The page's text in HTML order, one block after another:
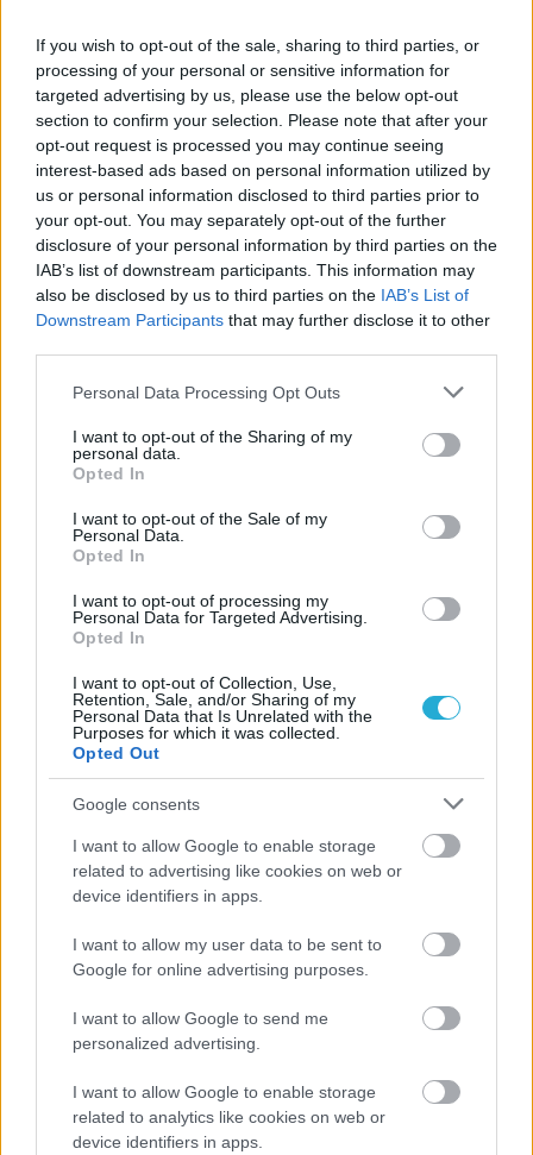
If you wish to opt-out of the sale, sharing to third parties, or
processing of your personal or sensitive information for
targeted advertising by us, please use the below opt-out
section to confirm your selection. Please note that after your
opt-out request is processed you may continue seeing
interest-based ads based on personal information utilized by
us or personal information disclosed to third parties prior to
your opt-out. You may separately opt-out of the further
disclosure of your personal information by third parties on the
IAB’s list of downstream participants. This information may
also be disclosed by us to third parties on the IAB’s List of
Downstream Participants that may further disclose it to other
Please note that this website/app uses one or more Google
not limited to your visit or usage behaviour. You may click to
grant or deny consent to Google and its third-party tags to
use your data for below specified purposes in below Google
consent section.
Personal Data Processing Opt Outs
I want to opt-out of the Sharing of my
personal data.
Opted In
I want to opt-out of the Sale of my
Personal Data.
Opted In
I want to opt-out of processing my
Personal Data for Targeted Advertising.
Opted In
I want to opt-out of Collection, Use,
Retention, Sale, and/or Sharing of my
Personal Data that Is Unrelated with the
Purposes for which it was collected.
Opted Out
Google consents
I want to allow Google to enable storage
related to advertising like cookies on web or
device identifiers in apps.
I want to allow my user data to be sent to
Google for online advertising purposes.
I want to allow Google to send me
personalized advertising.
I want to allow Google to enable storage
related to analytics like cookies on web or
device identifiers in apps.
06/08/2026
Η FIVB σχεδιάζει να διοργανώσει το Παγκόσμιο
Πρωτάθλημα τον Δεκέμβριο – Αντιδρούν οι σύλλογοι
06/08/2026
Έτοιμη για… υψηλές πτήσεις η Μπενφίκα του Ψάρρα
με τον «Ιπτάμενο Ολλανδό» Βίλτενμπουργκ
05/08/2026
Ουρμπίνο
ΓΝΩΜΕΣ
ΠΕΝΥ ΡΟΝΤΟΓΙΑΝΝΗ
στο σήμερα: Tο τρίτο
ευρωπαϊκό ραντεβού του
Παναθηναϊκού με την
ΗΛΙΑΣ ΠΑΠΑΪΩΑΝΝΟΥ
08/03/2026
Αναγνώριση και σεβασμός
Α.Ο. Θήρας